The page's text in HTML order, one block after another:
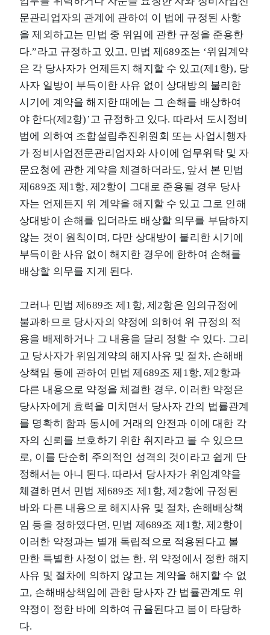
문관리업자의 관계에 관하여 이 법에 규정된 사항
을 제외하고는 민법 중 위임에 관한 규정을 준용한
다.”라고 규정하고 있고, 민법 제689조는 ‘위임계약
은 각 당사자가 언제든지 해지할 수 있고(제1항), 당
사자 일방이 부득이한 사유 없이 상대방의 불리한
시기에 계약을 해지한 때에는 그 손해를 배상하여
야 한다(제2항)’고 규정하고 있다. 따라서 도시정비
법에 의하여 조합설립추진위원회 또는 사업시행자
가 정비사업전문관리업자와 사이에 업무위탁 및 자
문요청에 관한 계약을 체결하더라도, 앞서 본 민법
제689조 제1항, 제2항이 그대로 준용될 경우 당사
자는 언제든지 위 계약을 해지할 수 있고 그로 인해
상대방이 손해를 입더라도 배상할 의무를 부담하지
않는 것이 원칙이며, 다만 상대방이 불리한 시기에
부득이한 사유 없이 해지한 경우에 한하여 손해를
배상할 의무를 지게 된다.
그러나 민법 제689조 제1항, 제2항은 임의규정에
불과하므로 당사자의 약정에 의하여 위 규정의 적
용을 배제하거나 그 내용을 달리 정할 수 있다. 그리
고 당사자가 위임계약의 해지사유 및 절차, 손해배
상책임 등에 관하여 민법 제689조 제1항, 제2항과
다른 내용으로 약정을 체결한 경우, 이러한 약정은
당사자에게 효력을 미치면서 당사자 간의 법률관계
를 명확히 함과 동시에 거래의 안전과 이에 대한 각
자의 신뢰를 보호하기 위한 취지라고 볼 수 있으므
로, 이를 단순히 주의적인 성격의 것이라고 쉽게 단
정해서는 아니 된다. 따라서 당사자가 위임계약을
체결하면서 민법 제689조 제1항, 제2항에 규정된
바와 다른 내용으로 해지사유 및 절차, 손해배상책
임 등을 정하였다면, 민법 제689조 제1항, 제2항이
이러한 약정과는 별개 독립적으로 적용된다고 볼
만한 특별한 사정이 없는 한, 위 약정에서 정한 해지
사유 및 절차에 의하지 않고는 계약을 해지할 수 없
고, 손해배상책임에 관한 당사자 간 법률관계도 위
약정이 정한 바에 의하여 규율된다고 봄이 타당하
다.